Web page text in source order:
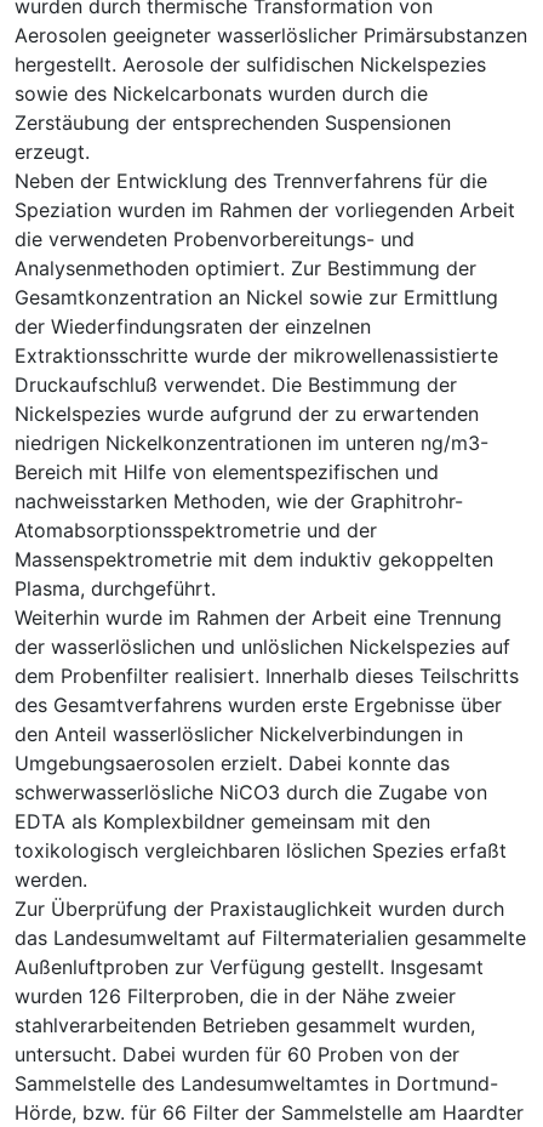
wurden durch thermische Transformation von
Aerosolen geeigneter wasserlöslicher Primärsubstanzen
hergestellt. Aerosole der sulfidischen Nickelspezies
sowie des Nickelcarbonats wurden durch die
Zerstäubung der entsprechenden Suspensionen
erzeugt.
Neben der Entwicklung des Trennverfahrens für die
Speziation wurden im Rahmen der vorliegenden Arbeit
die verwendeten Probenvorbereitungs- und
Analysenmethoden optimiert. Zur Bestimmung der
Gesamtkonzentration an Nickel sowie zur Ermittlung
der Wiederfindungsraten der einzelnen
Extraktionsschritte wurde der mikrowellenassistierte
Druckaufschluß verwendet. Die Bestimmung der
Nickelspezies wurde aufgrund der zu erwartenden
niedrigen Nickelkonzentrationen im unteren ng/m3-
Bereich mit Hilfe von elementspezifischen und
nachweisstarken Methoden, wie der Graphitrohr-
Atomabsorptionsspektrometrie und der
Massenspektrometrie mit dem induktiv gekoppelten
Plasma, durchgeführt.
Weiterhin wurde im Rahmen der Arbeit eine Trennung
der wasserlöslichen und unlöslichen Nickelspezies auf
dem Probenfilter realisiert. Innerhalb dieses Teilschritts
des Gesamtverfahrens wurden erste Ergebnisse über
den Anteil wasserlöslicher Nickelverbindungen in
Umgebungsaerosolen erzielt. Dabei konnte das
schwerwasserlösliche NiCO3 durch die Zugabe von
EDTA als Komplexbildner gemeinsam mit den
toxikologisch vergleichbaren löslichen Spezies erfaßt
werden.
Zur Überprüfung der Praxistauglichkeit wurden durch
das Landesumweltamt auf Filtermaterialien gesammelte
Außenluftproben zur Verfügung gestellt. Insgesamt
wurden 126 Filterproben, die in der Nähe zweier
stahlverarbeitenden Betrieben gesammelt wurden,
untersucht. Dabei wurden für 60 Proben von der
Sammelstelle des Landesumweltamtes in Dortmund-
Hörde, bzw. für 66 Filter der Sammelstelle am Haardter